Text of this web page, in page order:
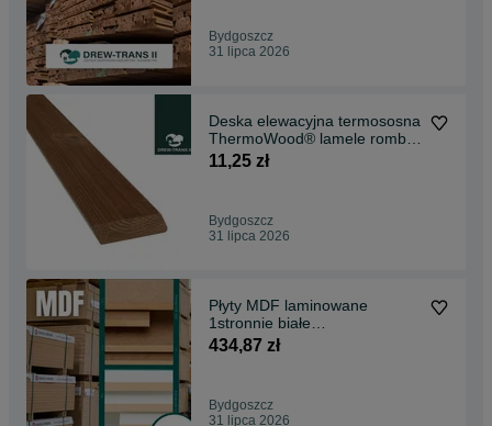
Bydgoszcz
31 lipca 2026
Deska elewacyjna termososna
ThermoWood® lamele romb
20x68mm
11,25 zł
Bydgoszcz
31 lipca 2026
Płyty MDF laminowane
1stronnie białe
wilgocioodporne 16 mm Swiss
Krono
434,87 zł
Bydgoszcz
31 lipca 2026